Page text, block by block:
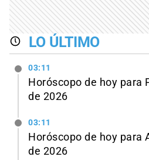
LO ÚLTIMO
03:11
Horóscopo de hoy para
de 2026
03:11
Horóscopo de hoy para
de 2026